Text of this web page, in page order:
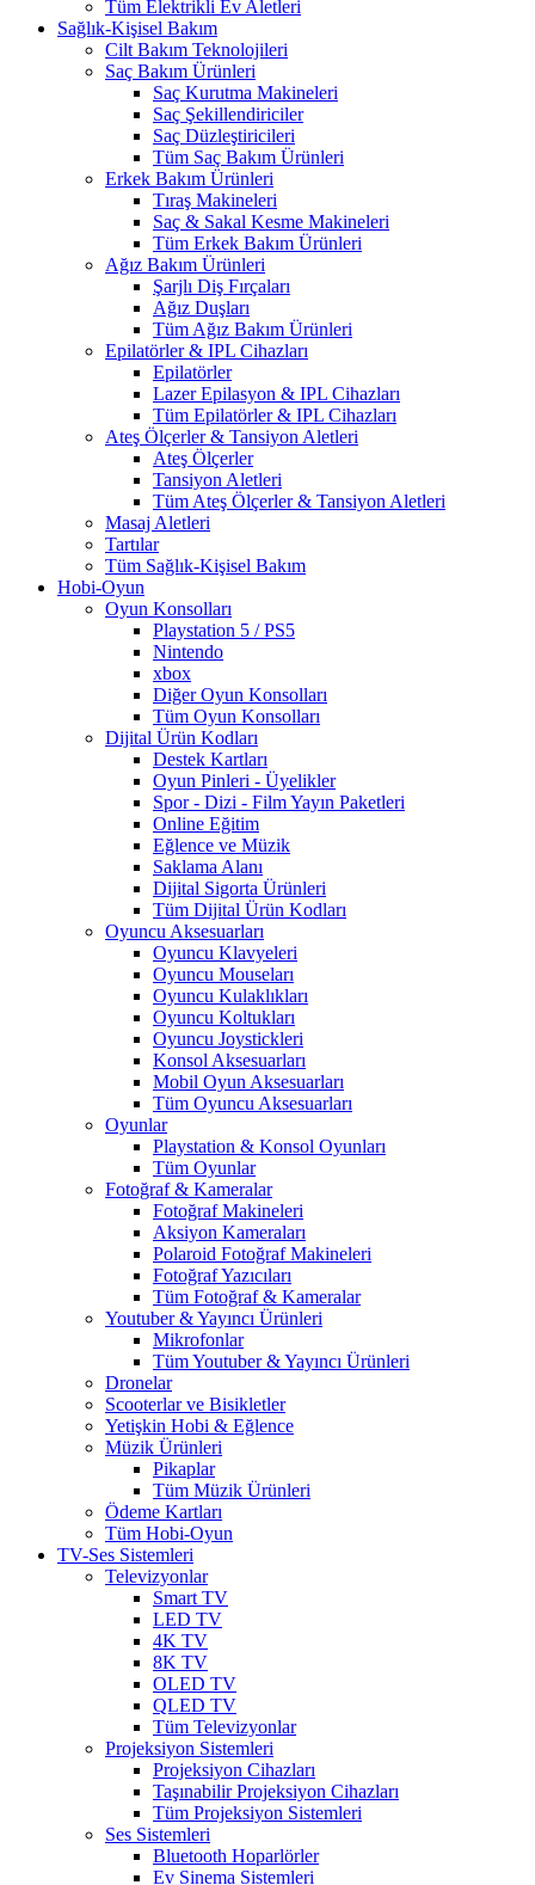
Tüm Elektrikli Ev Aletleri
Sağlık-Kişisel Bakım
Cilt Bakım Teknolojileri
Saç Bakım Ürünleri
Saç Kurutma Makineleri
Saç Şekillendiriciler
Saç Düzleştiricileri
Tüm Saç Bakım Ürünleri
Erkek Bakım Ürünleri
Tıraş Makineleri
Saç & Sakal Kesme Makineleri
Tüm Erkek Bakım Ürünleri
Ağız Bakım Ürünleri
Şarjlı Diş Fırçaları
Ağız Duşları
Tüm Ağız Bakım Ürünleri
Epilatörler & IPL Cihazları
Epilatörler
Lazer Epilasyon & IPL Cihazları
Tüm Epilatörler & IPL Cihazları
Ateş Ölçerler & Tansiyon Aletleri
Ateş Ölçerler
Tansiyon Aletleri
Tüm Ateş Ölçerler & Tansiyon Aletleri
Masaj Aletleri
Tartılar
Tüm Sağlık-Kişisel Bakım
Hobi-Oyun
Oyun Konsolları
Playstation 5 / PS5
Nintendo
xbox
Diğer Oyun Konsolları
Tüm Oyun Konsolları
Dijital Ürün Kodları
Destek Kartları
Oyun Pinleri - Üyelikler
Spor - Dizi - Film Yayın Paketleri
Online Eğitim
Eğlence ve Müzik
Saklama Alanı
Dijital Sigorta Ürünleri
Tüm Dijital Ürün Kodları
Oyuncu Aksesuarları
Oyuncu Klavyeleri
Oyuncu Mouseları
Oyuncu Kulaklıkları
Oyuncu Koltukları
Oyuncu Joystickleri
Konsol Aksesuarları
Mobil Oyun Aksesuarları
Tüm Oyuncu Aksesuarları
Oyunlar
Playstation & Konsol Oyunları
Tüm Oyunlar
Fotoğraf & Kameralar
Fotoğraf Makineleri
Aksiyon Kameraları
Polaroid Fotoğraf Makineleri
Fotoğraf Yazıcıları
Tüm Fotoğraf & Kameralar
Youtuber & Yayıncı Ürünleri
Mikrofonlar
Tüm Youtuber & Yayıncı Ürünleri
Dronelar
Scooterlar ve Bisikletler
Yetişkin Hobi & Eğlence
Müzik Ürünleri
Pikaplar
Tüm Müzik Ürünleri
Ödeme Kartları
Tüm Hobi-Oyun
TV-Ses Sistemleri
Televizyonlar
Smart TV
LED TV
4K TV
8K TV
OLED TV
QLED TV
Tüm Televizyonlar
Projeksiyon Sistemleri
Projeksiyon Cihazları
Taşınabilir Projeksiyon Cihazları
Tüm Projeksiyon Sistemleri
Ses Sistemleri
Bluetooth Hoparlörler
Ev Sinema Sistemleri